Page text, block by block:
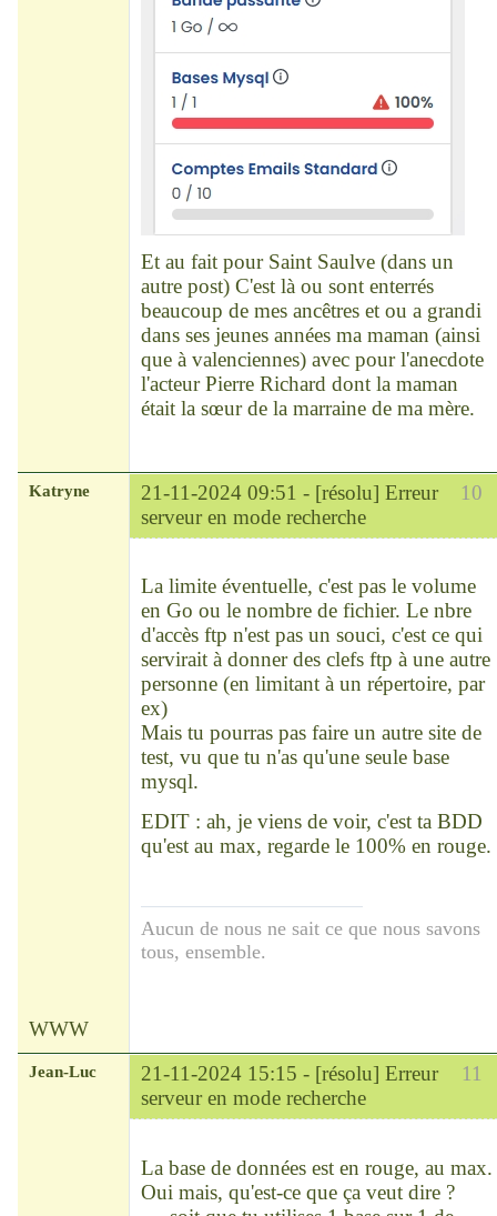
Et au fait pour Saint Saulve (dans un
autre post) C'est là ou sont enterrés
beaucoup de mes ancêtres et ou a grandi
dans ses jeunes années ma maman (ainsi
que à valenciennes) avec pour l'anecdote
l'acteur Pierre Richard dont la maman
était la sœur de la marraine de ma mère.
10
Katryne 21-11-2024 09:51 - [résolu] Erreur
serveur en mode recherche
La limite éventuelle, c'est pas le volume
en Go ou le nombre de fichier. Le nbre
d'accès ftp n'est pas un souci, c'est ce qui
servirait à donner des clefs ftp à une autre
personne (en limitant à un répertoire, par
ex)
Mais tu pourras pas faire un autre site de
test, vu que tu n'as qu'une seule base
mysql.
EDIT : ah, je viens de voir, c'est ta BDD
qu'est au max, regarde le 100% en rouge.
Aucun de nous ne sait ce que nous savons
tous, ensemble.
WWW
11
Jean-Luc 21-11-2024 15:15 - [résolu] Erreur
serveur en mode recherche
La base de données est en rouge, au max.
Oui mais, qu'est-ce que ça veut dire ?